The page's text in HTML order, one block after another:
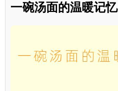
一碗汤面的温暖记忆